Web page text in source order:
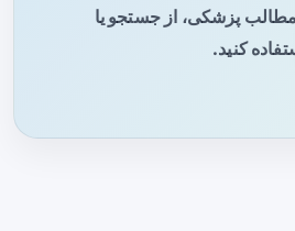
پزشکی، از جستجو یا
کنید.